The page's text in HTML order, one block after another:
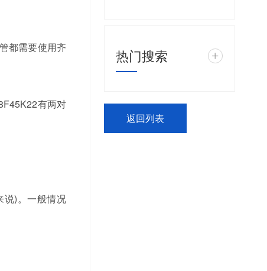
都需要使用齐
有两对
)。一般情况
热门搜索 +
返回列表